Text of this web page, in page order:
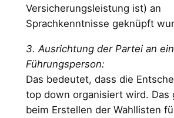
Versicherungsleistung ist) an
Sprachkenntnisse geknüpft
3. Ausrichtung der Partei an
Führungsperson:
Das bedeutet, dass die
top down organisiert wird. Das
beim Erstellen der Wahllisten